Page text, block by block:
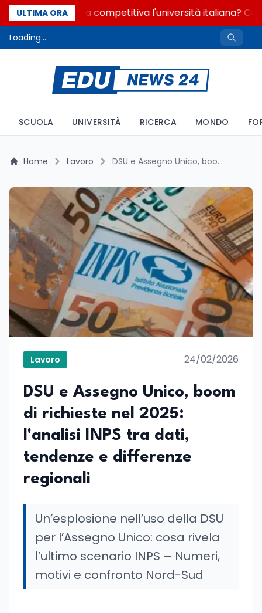
ULTIMA ORA
Quanto è ancora competitiva l'università italiana?
Loading...
SCUOLA UNIVERSITÀ RICERCA MONDO
Home Lavoro DSU e Assegno Unico, boom di richieste nel 2025: l'analisi INPS tra dati, tendenze e differenze regionali
Lavoro 24/02/2026
DSU e Assegno Unico, boom
di richieste nel 2025:
l'analisi INPS tra dati,
tendenze e differenze
regionali
Un’esplosione nell’uso della DSU
per l’Assegno Unico: cosa rivela
l’ultimo scenario INPS – Numeri,
motivi e confronto Nord-Sud